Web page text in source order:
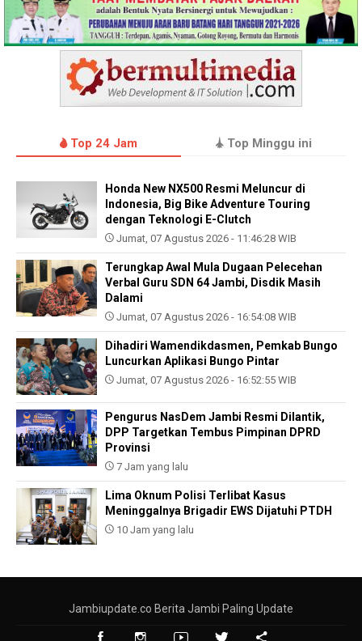
Top 24 Jam Top Minggu ini
Honda New NX500 Resmi Meluncur di
Indonesia, Big Bike Adventure Touring
dengan Teknologi E-Clutch
Jumat, 07 Agustus 2026 - 11:46:28 WIB
Terungkap Awal Mula Dugaan Pelecehan
Verbal Guru SDN 64 Jambi, Disdik Masih
Dalami
Jumat, 07 Agustus 2026 - 16:54:08 WIB
Dihadiri Wamendikdasmen, Pemkab Bungo
Luncurkan Aplikasi Bungo Pintar
Jumat, 07 Agustus 2026 - 16:52:55 WIB
Pengurus NasDem Jambi Resmi Dilantik,
DPP Targetkan Tembus Pimpinan DPRD
Provinsi
7 Jam yang lalu
Lima Oknum Polisi Terlibat Kasus
Meninggalnya Brigadir EWS Dijatuhi PTDH
10 Jam yang lalu
Jambiupdate.co Berita Jambi Paling Update